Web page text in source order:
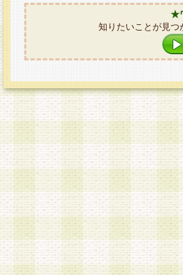
★
知りたいことが見つ